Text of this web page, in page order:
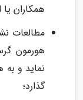
همکاران
مطالعات
هورمون
نماید و
گذارد؛